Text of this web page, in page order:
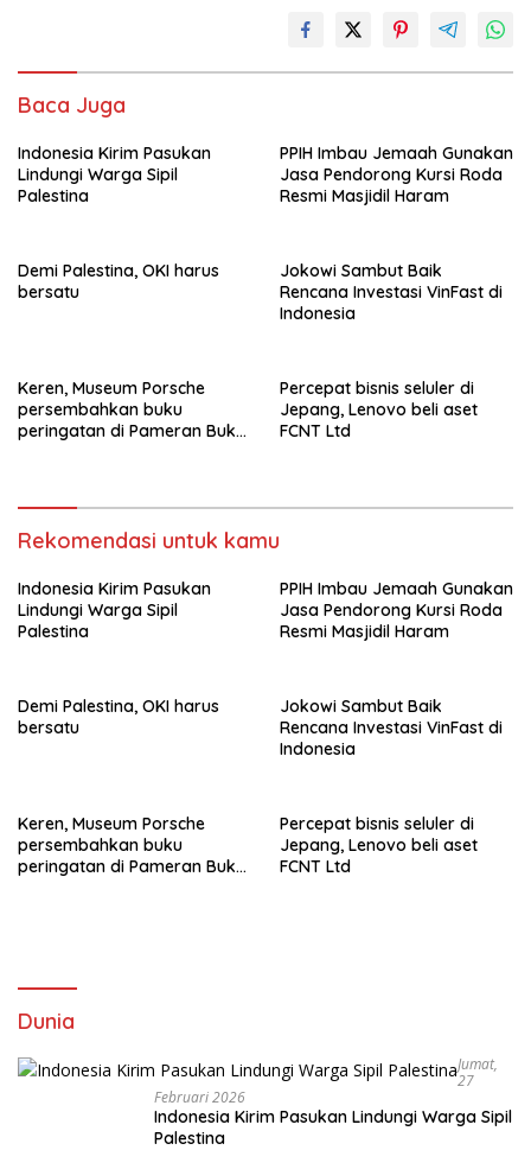
Baca Juga
Indonesia Kirim Pasukan
Lindungi Warga Sipil
Palestina
PPIH Imbau Jemaah Gunakan
Jasa Pendorong Kursi Roda
Resmi Masjidil Haram
Demi Palestina, OKI harus
bersatu
Jokowi Sambut Baik
Rencana Investasi VinFast di
Indonesia
Keren, Museum Porsche
persembahkan buku
peringatan di Pameran Buku
Percepat bisnis seluler di
Jepang, Lenovo beli aset
FCNT Ltd
Rekomendasi untuk kamu
Indonesia Kirim Pasukan
Lindungi Warga Sipil
Palestina
PPIH Imbau Jemaah Gunakan
Jasa Pendorong Kursi Roda
Resmi Masjidil Haram
Demi Palestina, OKI harus
bersatu
Jokowi Sambut Baik
Rencana Investasi VinFast di
Indonesia
Keren, Museum Porsche
persembahkan buku
peringatan di Pameran Buku
Percepat bisnis seluler di
Jepang, Lenovo beli aset
FCNT Ltd
Dunia
Jumat,
27
Februari 2026
Indonesia Kirim Pasukan Lindungi Warga Sipil
Palestina